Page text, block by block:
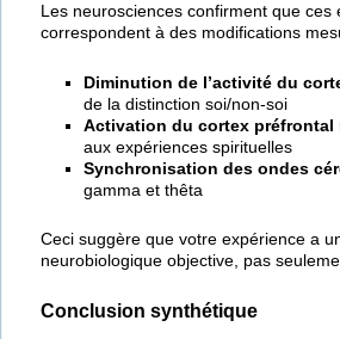
Les neurosciences confirment que ces
correspondent à des modifications
Diminution de l’activité du
de la distinction soi/non-soi
Activation du cortex préfrontal
aux expériences spirituelles
Synchronisation des ondes
gamma et thêta
Ceci suggère que votre expérience a
neurobiologique objective, pas
Conclusion synthétique